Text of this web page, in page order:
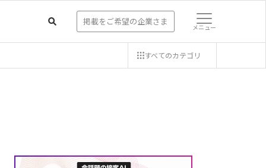
掲載をご希望の企業さま メニュー
すべてのカテゴリ